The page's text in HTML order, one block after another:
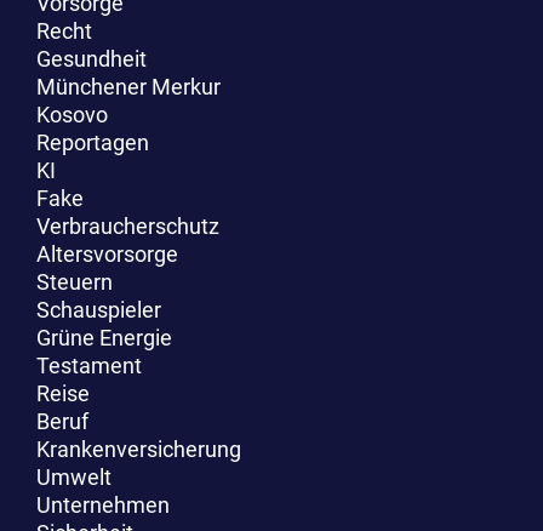
Recht
Gesundheit
Münchener Merkur
Kosovo
Reportagen
KI
Fake
Verbraucherschutz
Altersvorsorge
Steuern
Schauspieler
Grüne Energie
Testament
Reise
Beruf
Krankenversicherung
Umwelt
Unternehmen